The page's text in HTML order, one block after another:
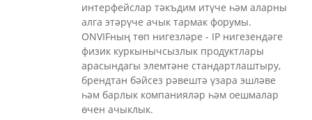
интерфейслар тәкъдим итүче һәм аларны
алга этәрүче ачык тармак форумы.
ONVIFның төп нигезләре - IP нигезендәге
физик куркынычсызлык продуктлары
арасындагы элемтәне стандартлаштыру,
брендтан бәйсез рәвештә үзара эшләве
һәм барлык компанияләр һәм оешмалар
өчен ачыклык.